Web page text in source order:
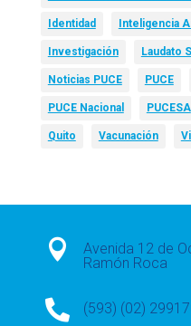
Identidad Inteligencia
Investigación Laudato
Noticias PUCE PUCE
PUCE Nacional PUCESA
Quito Vacunación

Avenida 12 de
Ramón Roca
 (593) (02)